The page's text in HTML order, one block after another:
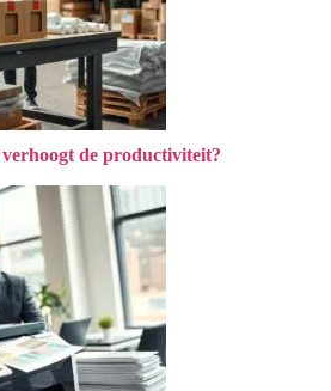
de productiviteit?